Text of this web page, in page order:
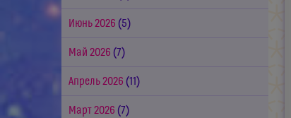
Июнь 2026 (5)
Май 2026 (7)
Апрель 2026 (11)
Март 2026 (7)